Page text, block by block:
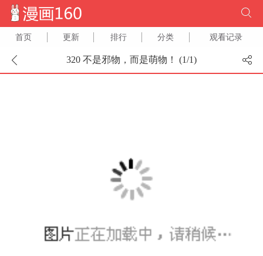
首页 更新 排行 分类 观看记录
320 不是邪物，而是萌物！ (1/1)